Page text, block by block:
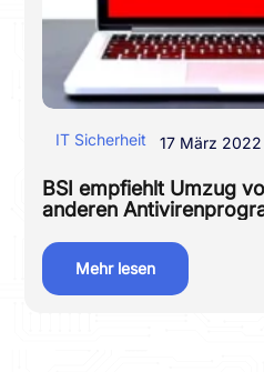
IT Sicherheit 17 März 2022
BSI empfiehlt Umzug
anderen
Mehr lesen